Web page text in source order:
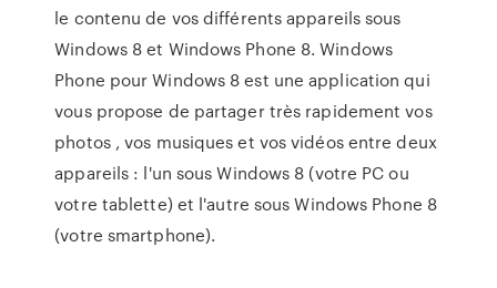
le contenu de vos différents appareils sous
Windows 8 et Windows Phone 8. Windows
Phone pour Windows 8 est une application qui
vous propose de partager très rapidement vos
photos , vos musiques et vos vidéos entre deux
appareils : l'un sous Windows 8 (votre PC ou
votre tablette) et l'autre sous Windows Phone 8
(votre smartphone).